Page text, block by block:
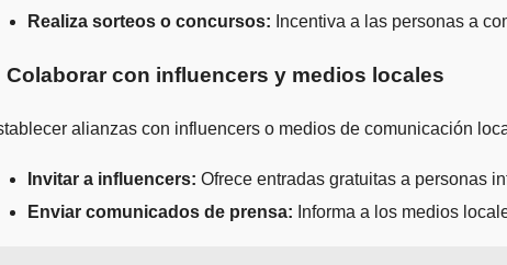
Realiza sorteos o concursos: Incentiva a las personas a
Colaborar con influencers y medios locales
alianzas con influencers o medios de comunicación
Invitar a influencers: Ofrece entradas gratuitas a personas
Enviar comunicados de prensa: Informa a los medios